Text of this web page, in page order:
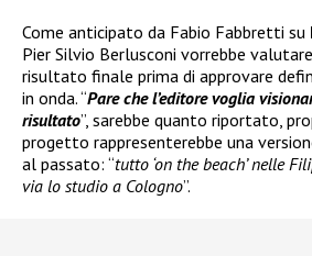
Come anticipato da Fabio Fabbretti su
Pier Silvio Berlusconi vorrebbe
risultato finale prima di approvare
in onda. “Pare che l’editore voglia
risultato”, sarebbe quanto riportato,
progetto rappresenterebbe una
al passato: “tutto ‘on the beach’ nelle
via lo studio a Cologno”.